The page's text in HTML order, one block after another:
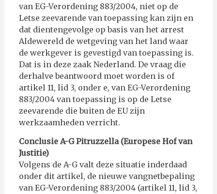
van EG-Verordening 883/2004, niet op de
Letse zeevarende van toepassing kan zijn en
dat dientengevolge op basis van het arrest
Aldewereld de wetgeving van het land waar
de werkgever is gevestigd van toepassing is.
Dat is in deze zaak Nederland. De vraag die
derhalve beantwoord moet worden is of
artikel 11, lid 3, onder e, van EG-Verordening
883/2004 van toepassing is op de Letse
zeevarende die buiten de EU zijn
werkzaamheden verricht.
Conclusie A-G Pitruzzella (Europese Hof van
Justitie)
Volgens de A-G valt deze situatie inderdaad
onder dit artikel, de nieuwe vangnetbepaling
van EG-Verordening 883/2004 (artikel 11, lid 3,